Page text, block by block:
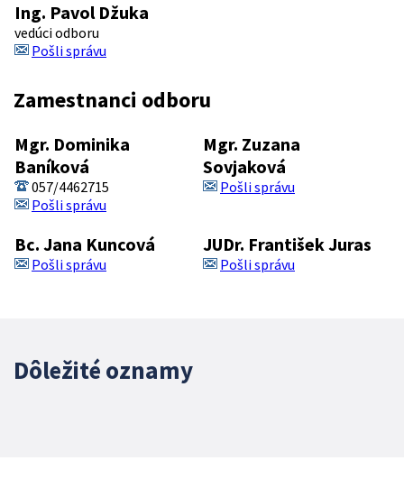
Ing. Pavol Džuka
vedúci odboru
Pošli správu
Zamestnanci odboru
Mgr. Dominika
Baníková
057/4462715
Pošli správu
Mgr. Zuzana
Sovjaková
Pošli správu
Bc. Jana Kuncová
Pošli správu
JUDr. František Juras
Pošli správu
Dôležité oznamy